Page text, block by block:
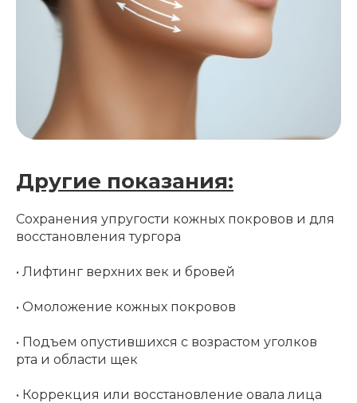
Другие показания:
Сохранения упругости кожных покровов и для
восстановления тургора
• ‌Лифтинг верхних век и бровей
• Омоложение кожных покровов
• Подъем опустившихся с возрастом уголков
рта и области щек
• Коррекция или восстановление овала лица